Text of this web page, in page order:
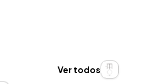
Ver todos